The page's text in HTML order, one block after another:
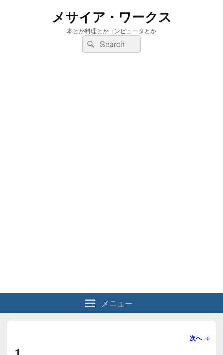
メサイア・ワークス
本とか料理とかコンピュータとか
検
索:
検
索
メニュー
画
次へ →